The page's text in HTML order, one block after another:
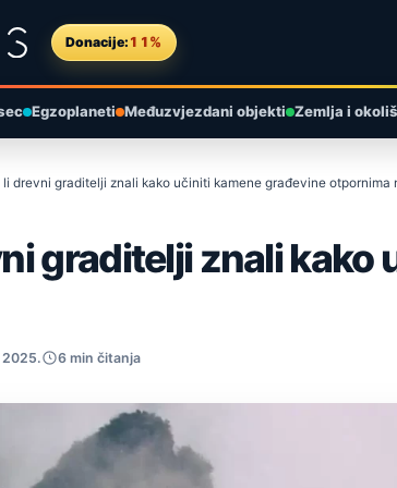
Donacije: 11%
Egzoplaneti Međuzvjezdani objekti Zemlja i okoliš
li drevni graditelji znali kako učiniti kamene građevine otpornima
graditelji znali
2025. 6 min čitanja